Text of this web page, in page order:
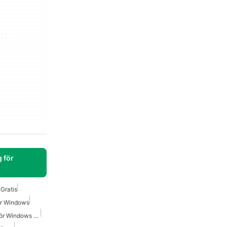
för
Windows
Video Skärminspelning För Windows Gratis